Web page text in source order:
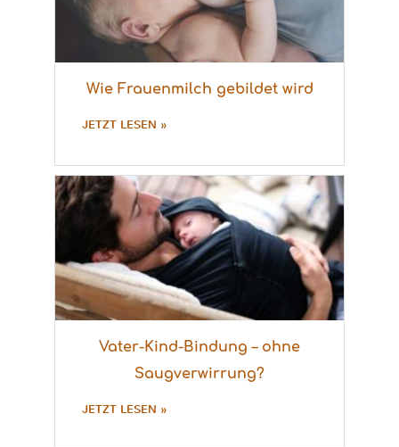
Wie Frauenmilch gebildet wird
JETZT LESEN »
Vater-Kind-Bindung – ohne
Saugverwirrung?
JETZT LESEN »